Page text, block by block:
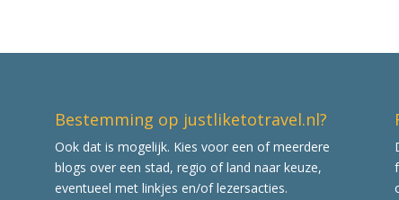
Bestemming op justliketotravel.nl?
Ook dat is mogelijk. Kies voor een of meerdere
blogs over een stad, regio of land naar keuze,
eventueel met linkjes en/of lezersacties.